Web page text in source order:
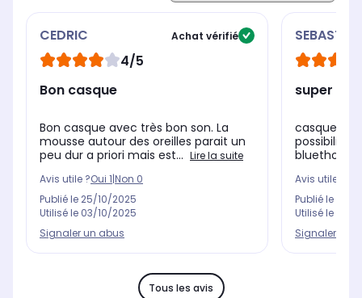
CEDRIC Achat vérifié
4/5
Bon casque
Bon casque avec très bon son. La
mousse autour des oreilles parait un
peu dur a priori mais est... Lire la suite
Avis utile ?Oui 1 Non 0
Publié le 25/10/2025
Utilisé le 03/10/2025
Signaler un abus
SEBASTIEN
super
casque
possibilité
bluethooth
Avis utile ?
Publié le
Utilisé le
Signaler un
Tous les avis